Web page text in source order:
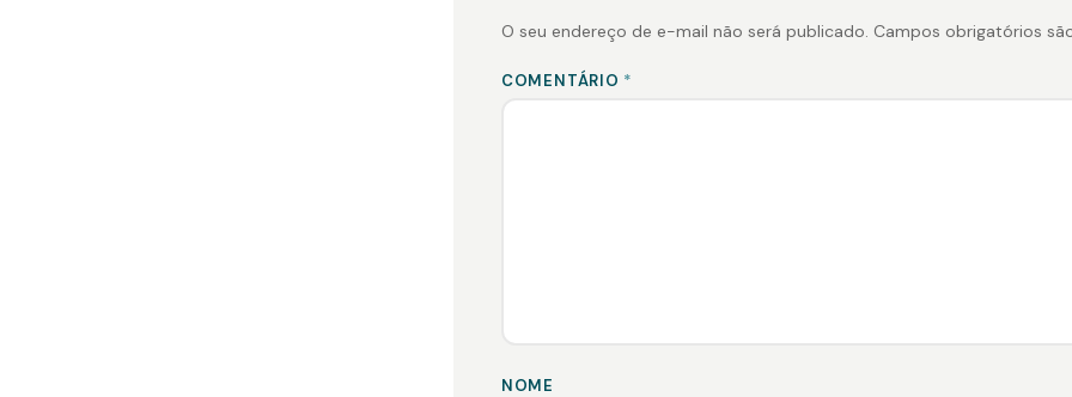
O seu endereço de e-mail não será publicado. Campos obrigatórios
COMENTÁRIO *
NOME